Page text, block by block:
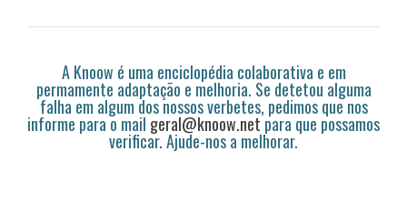
A Knoow é uma enciclopédia colaborativa e em
permamente adaptação e melhoria. Se detetou alguma
falha em algum dos nossos verbetes, pedimos que nos
informe para o mail geral@knoow.netpara que possamos
verificar. Ajude-nos a melhorar.